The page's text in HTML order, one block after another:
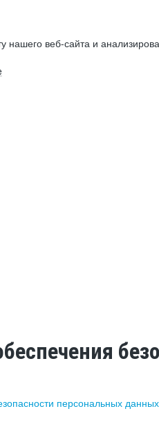
веб-сайта и
персональных